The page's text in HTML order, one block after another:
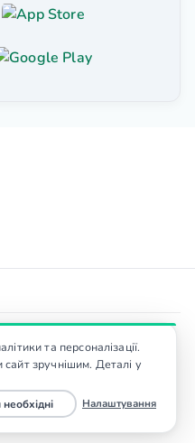
ціни не є
та персоналізації.
зручнішим. Деталі у
необхідніфайли cookie
Налаштування